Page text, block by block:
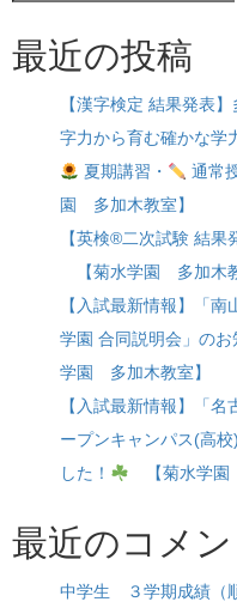
最近の投稿
【漢字検定 結果発表
字力から育む確かな学
夏期講習・
通常
園 多加木教室】
【英検®二次試験 結果
【菊水学園 多加木教
【入試最新情報】「
学園 合同説明会」のお
学園 多加木教室】
【入試最新情報】「
ープンキャンパス(高
した！
【菊水学園
最近のコメン
中学生 ３学期成績（